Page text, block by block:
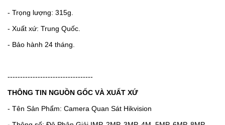
- Trọng lượng: 315g.
- Xuất xứ: Trung Quốc.
- Bảo hành 24 tháng.
----------------------------------
THÔNG TIN NGUỒN GỐC VÀ XUẤT XỨ
- Tên Sản Phẩm: Camera Quan Sát Hikvision